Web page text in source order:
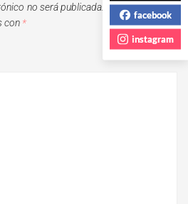
no será publicada.
Los campos
con *
facebook
instagram